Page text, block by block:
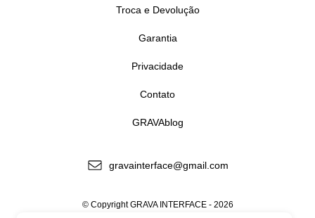
Troca e Devolução
Garantia
Privacidade
Contato
GRAVAblog
gravainterface@gmail.com
© Copyright GRAVA INTERFACE - 2026